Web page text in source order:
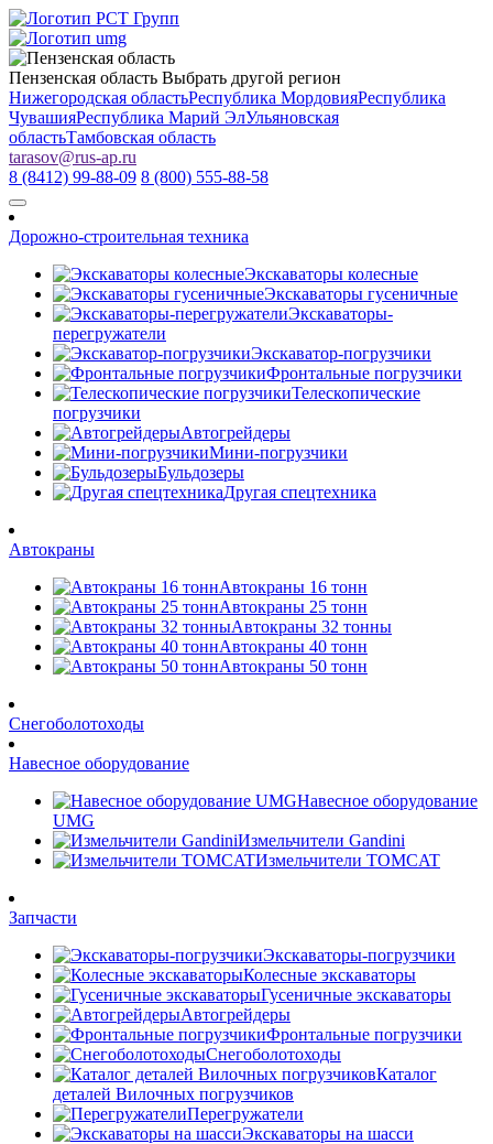
Пензенская область Выбрать другой регион
Нижегородская областьРеспублика МордовияРеспублика
ЧувашияРеспублика Марий ЭлУльяновская
областьТамбовская область
tarasov@rus-ap.ru
8 (8412) 99-88-09 8 (800) 555-88-58
Дорожно-строительная техника
Экскаваторы колесные
Экскаваторы гусеничные
Экскаваторы-
перегружатели
Экскаватор-погрузчики
Фронтальные погрузчики
Телескопические
погрузчики
Автогрейдеры
Мини-погрузчики
Бульдозеры
Другая спецтехника
Автокраны
Автокраны 16 тонн
Автокраны 25 тонн
Автокраны 32 тонны
Автокраны 40 тонн
Автокраны 50 тонн
Снегоболотоходы
Навесное оборудование
Навесное оборудование
UMG
Измельчители Gandini
Измельчители TOMCAT
Запчасти
Экскаваторы-погрузчики
Колесные экскаваторы
Гусеничные экскаваторы
Автогрейдеры
Фронтальные погрузчики
Снегоболотоходы
Каталог
деталей Вилочных погрузчиков
Перегружатели
Экскаваторы на шасси